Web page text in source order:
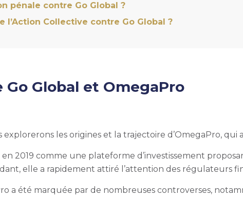
pénale contre Go Global ?
l’Action Collective contre Go Global ?
Go Global et OmegaPro
explorerons les origines et la trajectoire d’OmegaPro,
2019 comme une plateforme d’investissement
elle a rapidement attiré l’attention des régulateurs
a été marquée par de nombreuses controverses,